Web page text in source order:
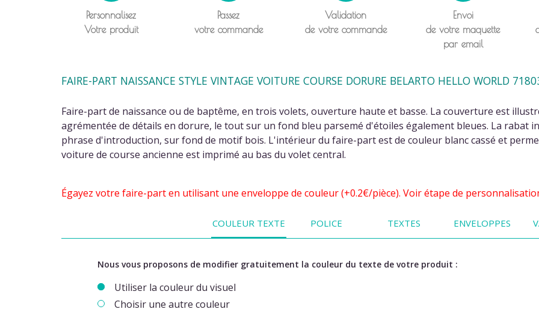
Personnalisez
Votre produit
Passez
votre commande
Validation
de votre commande
Envoi
de votre maquette
par email
FAIRE-PART NAISSANCE STYLE VINTAGE VOITURE COURSE DORURE BELARTO HELLO WORLD
Faire-part de naissance ou de baptême, en trois volets, ouverture haute et basse. La couverture est
agrémentée de détails en dorure, le tout sur un fond bleu parsemé d'étoiles également bleues. La rabat
phrase d'introduction, sur fond de motif bois. L'intérieur du faire-part est de couleur blanc cassé et
voiture de course ancienne est imprimé au bas du volet central.
Égayez votre faire-part en utilisant une enveloppe de couleur (+0.2€/pièce). Voir étape de
COULEUR TEXTE POLICE TEXTES ENVELOPPES
Nous vous proposons de modifier gratuitement la couleur du texte de votre produit :
Utiliser la couleur du visuel
Choisir une autre couleur